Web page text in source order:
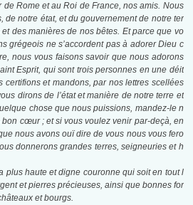
de Rome et au Roi de France, nos amis. Nous
de notre état, et du gouvernement de notre ter
des manières de nos bêtes. Et parce que vo
grégeois ne s’accordent pas à adorer Dieu c
nous vous faisons savoir que nous adorons
Esprit, qui sont trois personnes en une déit
certifions et mandons, par nos lettres scellées
dirons de l’état et manière de notre terre et
chose que nous puissions, mandez-le n
cœur ; et si vous voulez venir par-deçà, en
nous avons ouï dire de vous nous vous fero
donnerons grandes terres, seigneuries et h
plus haute et digne couronne qui soit en tout l
et pierres précieuses, ainsi que bonnes for
et bourgs.